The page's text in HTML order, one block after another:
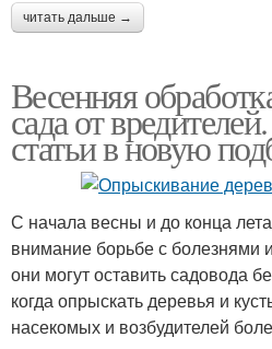
читать дальше →
Весенняя
сада от
статьи в новую
С начала весны и до конца
внимание борьбе с болезнями
они могут оставить садовода
когда опрыскать деревья и
насекомых и возбудителей